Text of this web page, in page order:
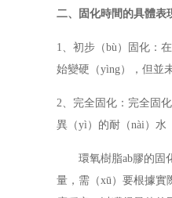
二、固化時間的具體表
1、 初步（bù）固化：
始變硬（yìng），但並
2、 完全固化：完全固
異（yì）的耐（nài）水
環氧樹脂ab膠的固
量，需（xū）要根據實